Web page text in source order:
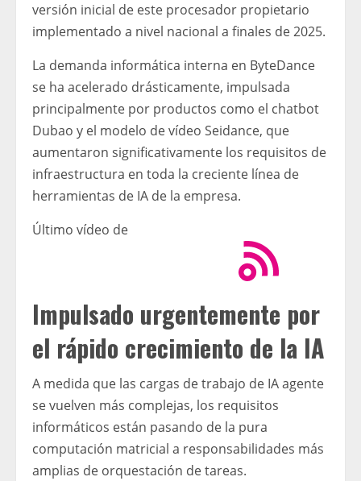
versión inicial de este procesador propietario
implementado a nivel nacional a finales de 2025.
La demanda informática interna en ByteDance
se ha acelerado drásticamente, impulsada
principalmente por productos como el chatbot
Dubao y el modelo de vídeo Seidance, que
aumentaron significativamente los requisitos de
infraestructura en toda la creciente línea de
herramientas de IA de la empresa.
Último vídeo de
Impulsado urgentemente por
el rápido crecimiento de la IA
A medida que las cargas de trabajo de IA agente
se vuelven más complejas, los requisitos
informáticos están pasando de la pura
computación matricial a responsabilidades más
amplias de orquestación de tareas.